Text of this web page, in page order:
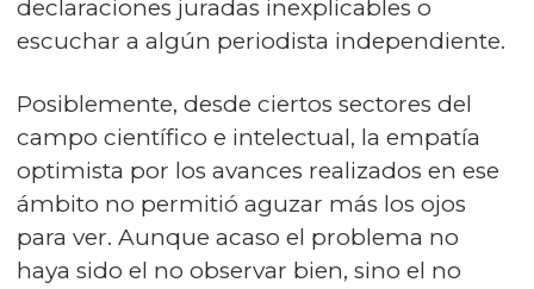
declaraciones juradas inexplicables o
escuchar a algún periodista independiente.
Posiblemente, desde ciertos sectores del
campo científico e intelectual, la empatía
optimista por los avances realizados en ese
ámbito no permitió aguzar más los ojos
para ver. Aunque acaso el problema no
haya sido el no observar bien, sino el no